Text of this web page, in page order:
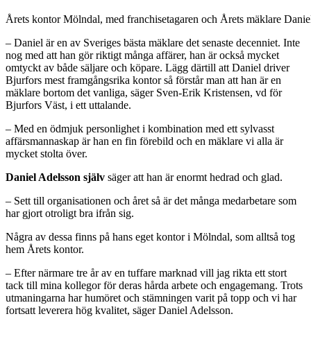
Årets kontor Mölndal, med franchisetagaren och Årets mäklare
– Daniel är en av Sveriges bästa mäklare det senaste decenniet. Inte
nog med att han gör riktigt många affärer, han är också mycket
omtyckt av både säljare och köpare. Lägg därtill att Daniel driver
Bjurfors mest framgångsrika kontor så förstår man att han är en
mäklare bortom det vanliga, säger Sven-Erik Kristensen, vd för
Bjurfors Väst, i ett uttalande.
– Med en ödmjuk personlighet i kombination med ett sylvasst
affärsmannaskap är han en fin förebild och en mäklare vi alla är
mycket stolta över.
Daniel Adelsson själv säger att han är enormt hedrad och glad.
– Sett till organisationen och året så är det många medarbetare som
har gjort otroligt bra ifrån sig.
Några av dessa finns på hans eget kontor i Mölndal, som alltså tog
hem Årets kontor.
– Efter närmare tre år av en tuffare marknad vill jag rikta ett stort
tack till mina kollegor för deras hårda arbete och engagemang. Trots
utmaningarna har humöret och stämningen varit på topp och vi har
fortsatt leverera hög kvalitet, säger Daniel Adelsson.